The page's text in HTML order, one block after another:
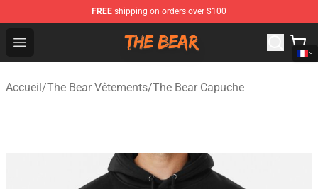
FREE shipping on orders over $100
Open menu
The Bear Shop - Official The Bear Merchandise Store
Accueil/The Bear Vêtements/The Bear Capuche